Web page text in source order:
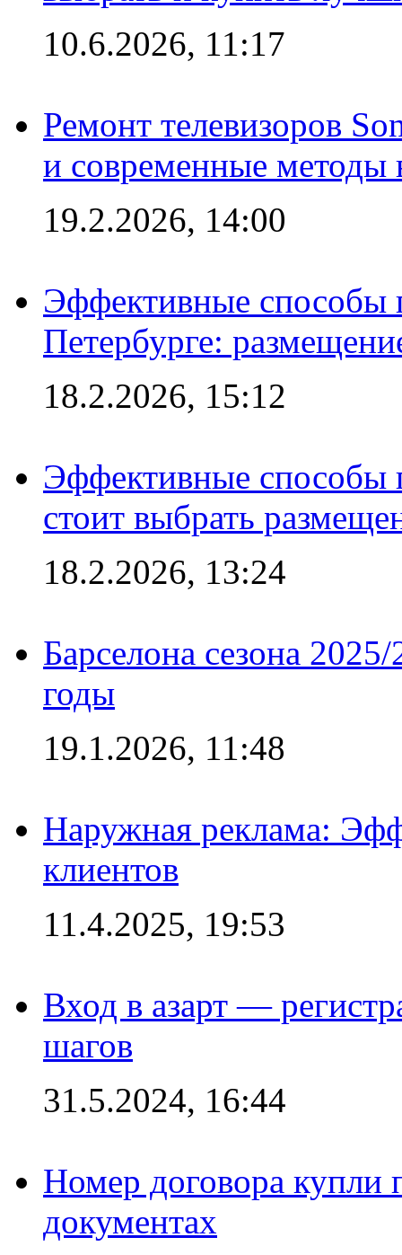
10.6.2026, 11:17
Ремонт телевизоров
и современные методы
19.2.2026, 14:00
Эффективные способы
Петербурге:
18.2.2026, 15:12
Эффективные способы
стоит выбрать
18.2.2026, 13:24
Барселона сезона
годы
19.1.2026, 11:48
Наружная реклама:
клиентов
11.4.2025, 19:53
Вход в азарт —
шагов
31.5.2024, 16:44
Номер договора купли
документах